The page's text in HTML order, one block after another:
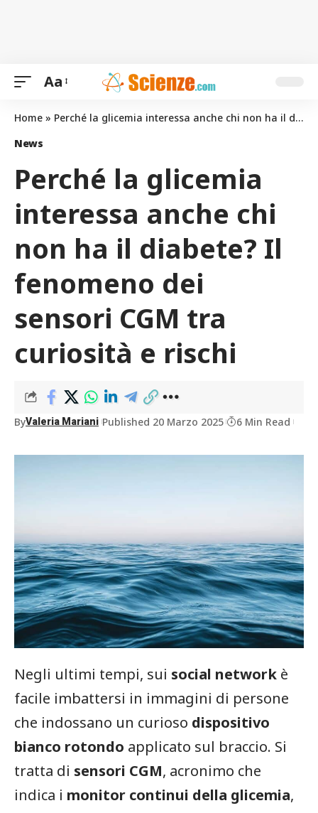
Aa
Home » Perché la glicemia interessa anche chi non ha il diabete? Il fenomeno dei sensori CGM tra curiosità e rischi
News
Perché la glicemia
interessa anche chi
non ha il diabete? Il
fenomeno dei
sensori CGM tra
curiosità e rischi
ByValeria Mariani Published 20 Marzo 2025 6 Min Read
Negli ultimi tempi, sui social network è
facile imbattersi in immagini di persone
che indossano un curioso dispositivo
bianco rotondo applicato sul braccio. Si
tratta di sensori CGM, acronimo che
indica i monitor continui della glicemia,